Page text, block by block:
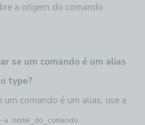
a origem do comando
se um comando é um alias
type?
um comando é um alias, use a
nome_do_comando.